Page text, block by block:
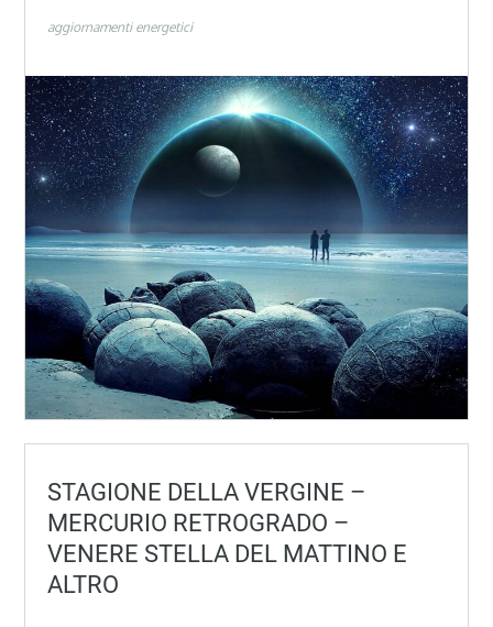
aggiornamenti energetici
STAGIONE DELLA VERGINE –
MERCURIO RETROGRADO –
VENERE STELLA DEL MATTINO E
ALTRO